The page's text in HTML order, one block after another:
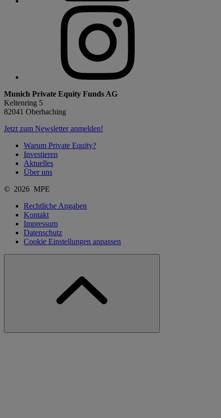
Munich Private Equity Funds AG
Keltenring 5
82041 Oberhaching
Jetzt zum Newsletter anmelden!
Warum Private Equity?
Investieren
Aktuelles
Über uns
© 2026 MPE
Rechtliche Angaben
Kontakt
Impressum
Datenschutz
Cookie Einstellungen anpassen